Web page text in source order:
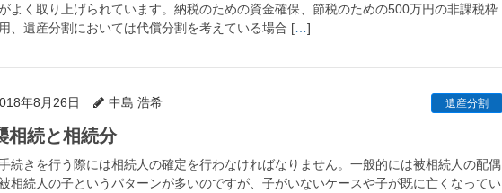
よく取り上げられています。納税のための資金確保、節税のための500万円の非課税枠
、遺産分割においては代償分割を考えている場合 [
]
年8月26日 中島 浩希 遺産分割
相続と相続分
続きを行う際には相続人の確定を行わなければなりません。一般的には被相続人の配偶
相続人の子というパターンが多いのですが、子がいないケースや子が既に亡くなってい